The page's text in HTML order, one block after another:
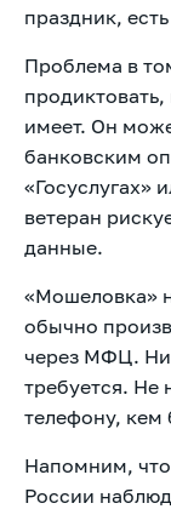
праздник,
Проблема в
имеет. Он
банковским
«Госуслугах»
ветеран
данные.
«Мошеловка»
обычно
через МФЦ.
требуется. Не
телефону, кем
Напомним,
России